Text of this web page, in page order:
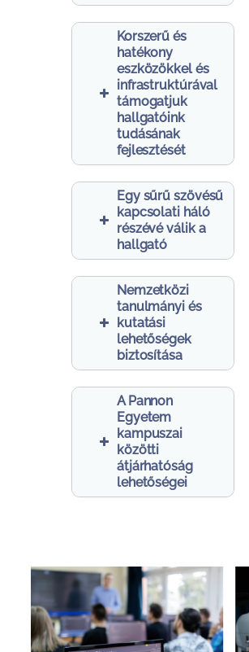
Korszerű és
hatékony
eszközökkel és
infrastruktúrával
támogatjuk
hallgatóink
tudásának
fejlesztését
Egy sűrű szövésű
kapcsolati háló
részévé válik a
hallgató
Nemzetközi
tanulmányi és
kutatási
lehetőségek
biztosítása
A Pannon
Egyetem
kampuszai
közötti
átjárhatóság
lehetőségei